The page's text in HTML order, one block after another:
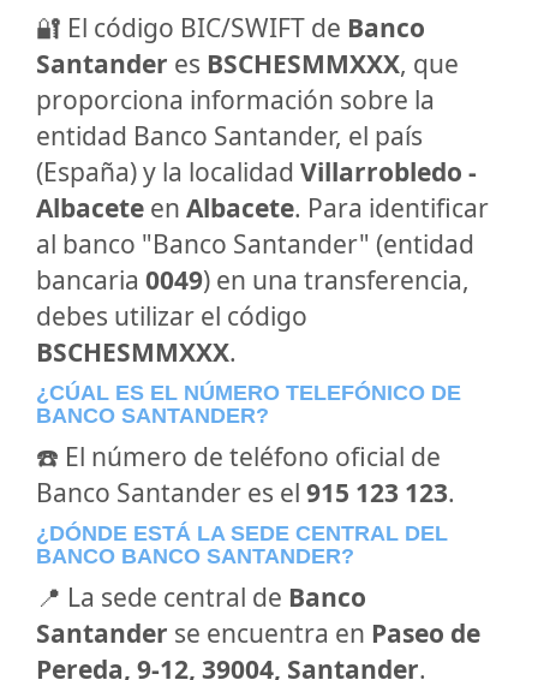
🔐 El código BIC/SWIFT de Banco
Santander es BSCHESMMXXX, que
proporciona información sobre la
entidad Banco Santander, el país
(España) y la localidad Villarrobledo -
Albacete en Albacete. Para identificar
al banco "Banco Santander" (entidad
bancaria 0049) en una transferencia,
debes utilizar el código
BSCHESMMXXX.
¿CÚAL ES EL NÚMERO TELEFÓNICO DE
BANCO SANTANDER?
☎️ El número de teléfono oficial de
Banco Santander es el 915 123 123.
¿DÓNDE ESTÁ LA SEDE CENTRAL DEL
BANCO BANCO SANTANDER?
📍 La sede central de Banco
Santander se encuentra en Paseo de
Pereda, 9-12, 39004, Santander.